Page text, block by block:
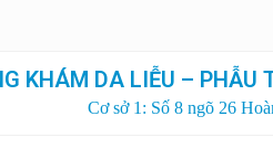
KHÁM DA LIỄU –
Cơ sở 1: Số 8 ngõ 26